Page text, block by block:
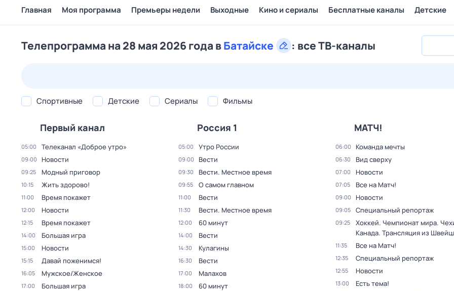
Главная Моя программа Премьеры недели Выходные Кино и сериалы Бесплатные каналы Детские
Телепрограмма на 28 мая 2026 года вБатайске : все ТВ-каналы
Спортивные Детские Сериалы Фильмы
Первый канал
05:00 Телеканал «Доброе утро»
09:00 Новости
09:25 Модный приговор
10:15 Жить здорово!
11:00 Время покажет
12:00 Новости
12:15 Время покажет
14:00 Большая игра
15:00 Новости
15:15 Давай поженимся!
16:05 Мужское/Женское
17:00 Большая игра
Россия 1
05:00 Утро России
09:00 Вести
09:30 Вести. Местное время
09:55 О самом главном
11:00 Вести
11:30 Вести. Местное время
12:00 60 минут
14:00 Вести
14:30 Кулагины
16:30 Вести
17:00 Малахов
18:00 60 минут
МАТЧ!
06:00 Команда мечты
06:30 Вид сверху
07:00 Новости
07:05 Все на Матч!
09:00 Новости
09:05 Специальный репортаж
09:25
Хоккей. Чемпионат мира.
Канада. Трансляция из
11:35 Все на Матч!
12:35 Специальный репортаж
12:55 Новости
13:00 Есть тема!